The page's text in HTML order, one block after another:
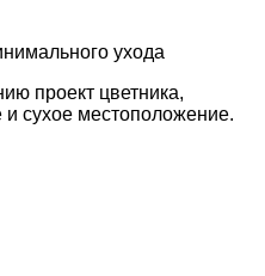
ухода
проект цветника,
и сухое местоположение.